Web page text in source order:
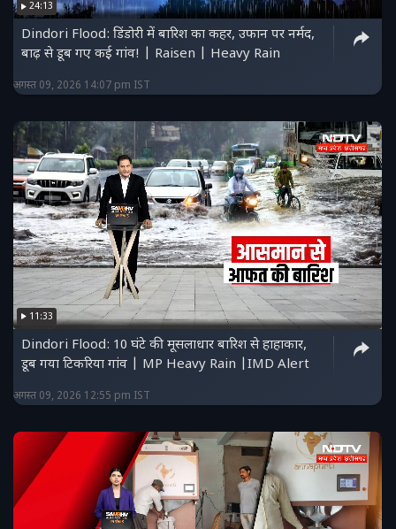
24:13
Dindori Flood: डिंडोरी में बारिश का कहर, उफान पर नर्मद,
बाढ़ से डूब गए कई गांव! | Raisen | Heavy Rain
अगस्त 09, 2026 14:07 pm IST
11:33
Dindori Flood: 10 घंटे की मूसलाधार बारिश से हाहाकार,
डूब गया टिकरिया गांव | MP Heavy Rain |IMD Alert
अगस्त 09, 2026 12:55 pm IST